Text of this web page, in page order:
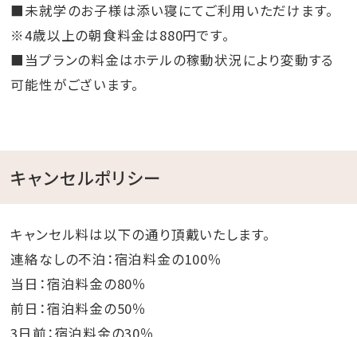
■未就学のお子様は添い寝にてご利用いただけます。
※4歳以上の朝食料金は880円です。
■当プランの料金はホテルの稼動状況により変動する
可能性がございます。
キャンセルポリシー
キャンセル料は以下の通り頂戴いたします。
連絡なしの不泊：宿泊料金の100％
当日：宿泊料金の80％
前日：宿泊料金の50％
3日前：宿泊料金の30％